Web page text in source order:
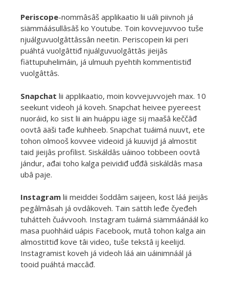
Periscope-nommâsâš applikaatio lii uáli piivnoh já
siämmáásullâsâš ko Youtube. Toin kovvejuvvoo tuše
njuálguvuolgâttâssân neetin. Periscopein kii peri
puáhtá vuolgâttiđ njuálguvuolgâttâs jieijâs
fiättupuhelimáin, já ulmuuh pyehtih kommentistiđ
vuolgâttâs.
Snapchat lii applikaatio, moin kovvejuvvojeh max. 10
seekunt videoh já koveh. Snapchat heivee pyereest
nuoráid, ko sist lii ain huáppu iäge sij maašâ keččâđ
oovtâ ääši tađe kuhheeb. Snapchat tuáimá nuuvt, ete
tohon olmooš kovvee videoid já kuuvijd já almostit
taid jieijâs profilist. Siskáldâs uáinoo tobbeen oovtâ
jándur, ađai toho kalga peividiđ uđđâ siskáldâs masa
ubâ paje.
Instagram lii meiddei šoddâm saijeen, kost láá jieijâs
pegâlmâsah já ovdâkoveh. Tain sättih leđe čyeđeh
tuhátteh čuávvooh. Instagram tuáimá siämmáánáál ko
masa puohháid uápis Facebook, mutâ tohon kalga ain
almostittiđ kove tâi video, tuše tekstâ ij keelijd.
Instagramist koveh já videoh láá ain uáinimnáál já
tooid puáhtá maccâđ.